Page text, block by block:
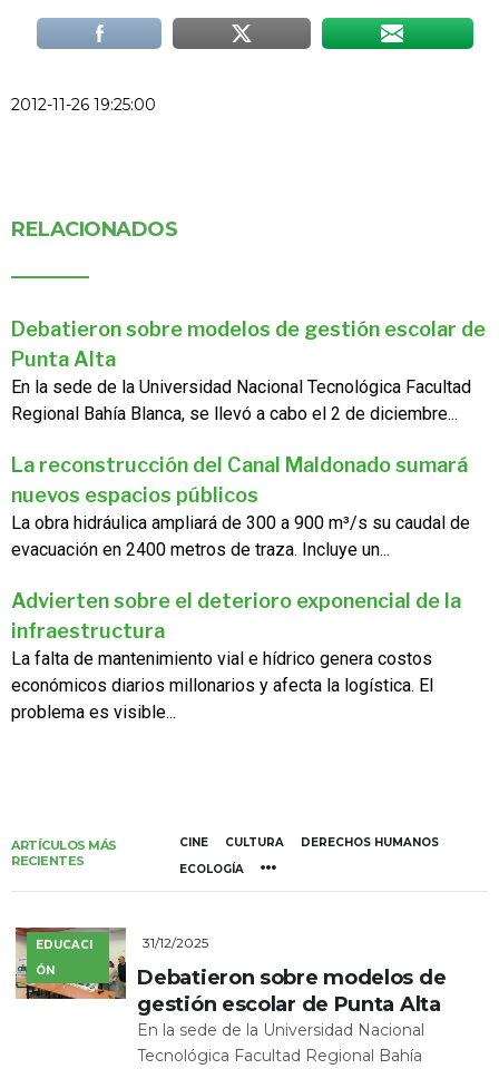
2012-11-26 19:25:00
RELACIONADOS
Debatieron sobre modelos de gestión escolar de
Punta Alta
En la sede de la Universidad Nacional Tecnológica Facultad
Regional Bahía Blanca, se llevó a cabo el 2 de diciembre...
La reconstrucción del Canal Maldonado sumará
nuevos espacios públicos
La obra hidráulica ampliará de 300 a 900 m³/s su caudal de
evacuación en 2400 metros de traza. Incluye un...
Advierten sobre el deterioro exponencial de la
infraestructura
La falta de mantenimiento vial e hídrico genera costos
económicos diarios millonarios y afecta la logística. El
problema es visible...
ARTÍCULOS MÁS
RECIENTES
CINE CULTURA
DERECHOS HUMANOS
ECOLOGÍA
EDUCACI
ÓN
31/12/2025
Debatieron sobre modelos de
gestión escolar de Punta Alta
En la sede de la Universidad Nacional
Tecnológica Facultad Regional Bahía